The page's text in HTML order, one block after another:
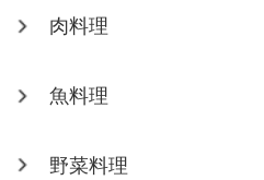
肉料理
魚料理
野菜料理